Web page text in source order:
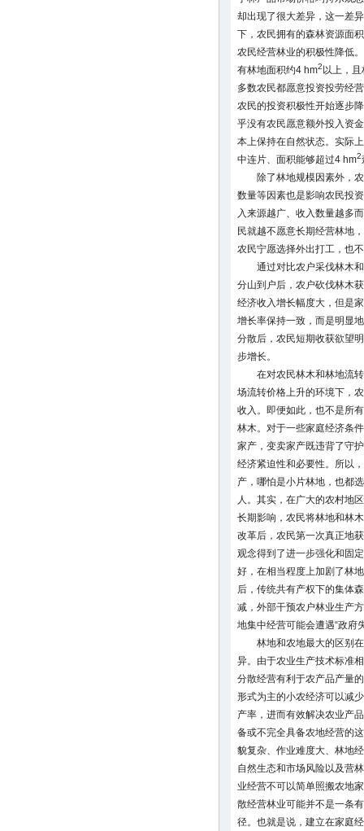
却出现了很大差异，这一差
下，农民拥有的森林资源面
农民经营林业的积极性降低
有林地面积约4 hm2 以上，
多数农民都愿意投资投劳经
农民的投资积极性开始逐步
乎没有农民愿意额外投入资
本上保持在自然状态。实际
中连片、面积能够超过4 hm2
除了林地规模因素外，
数量等因素也是影响农民投
入来源越广、收入数量越多
民就越不愿意长期经营林地
农民宁愿选择外出打工，也
通过对比农户采伐林木
分山到户后，农户砍伐林木
经济收入增长幅度大，但是
增长率保持一致，而是明显
分散后，农民短期收获欲望
步增长。
在对农民林木和林地流
场流转价格上升的环境下，
收入。即便如此，也不是所
林木。对于一些家庭经济条
家产，变卖家产既违背了守
经济紧迫性和必要性。所以
产，哪怕是小片林地，也都
人。其实，在广大的农村地
长期影响，农民将林地和林
改革后，农民第一次真正地
观念得到了进一步强化和固
好，在相当程度上加剧了林
后，传统共有产权下的集体
减，外部干预农户林业生产
地集中经营可能会遭遇“政府
林地和农地最大的区别
异。由于农业生产技术标准
分散经营有利于农产品产量
形式为主的小农经济可以减
产率，进而有效解决农业产
备或不完全具备农地经营的
貌复杂、作业难度大、林地
自然生态和市场风险以及营
业经营不可以简单照搬农地
散经营林业可能并不是一条
径。也就是说，建立在家庭